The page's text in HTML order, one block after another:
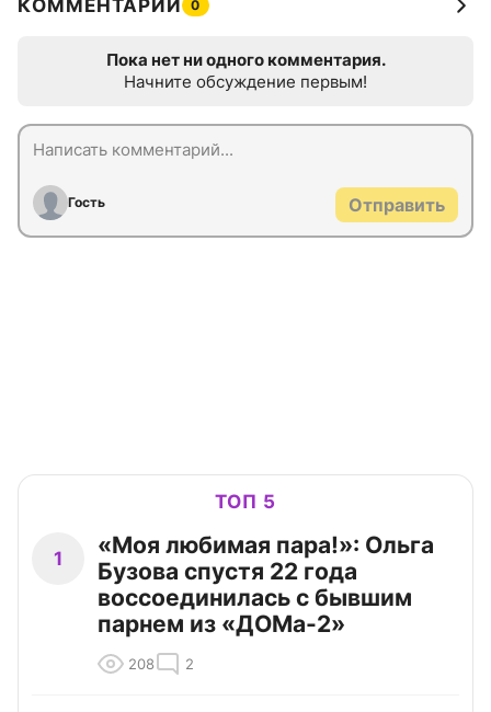
КОММЕНТАРИИ 0
Пока нет ни одного комментария.
Начните обсуждение первым!
Гость Отправить
ТОП 5
1
«Моя любимая пара!»: Ольга
Бузова спустя 22 года
воссоединилась с бывшим
парнем из «ДОМа-2»
208 2